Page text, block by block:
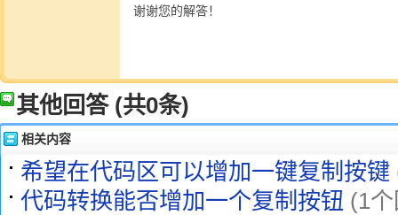
谢谢您的解答！
其他回答 (共0条)
相关内容
希望在代码区可以增加一键复制按键
代码转换能否增加一个复制按钮 (1